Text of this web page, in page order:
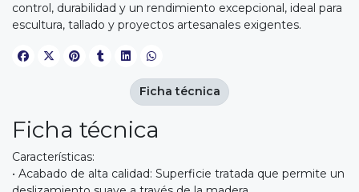
control, durabilidad y un rendimiento excepcional, ideal para
escultura, tallado y proyectos artesanales exigentes.
Ficha técnica
Características:
• Acabado de alta calidad: Superficie tratada que permite un
Ficha técnica